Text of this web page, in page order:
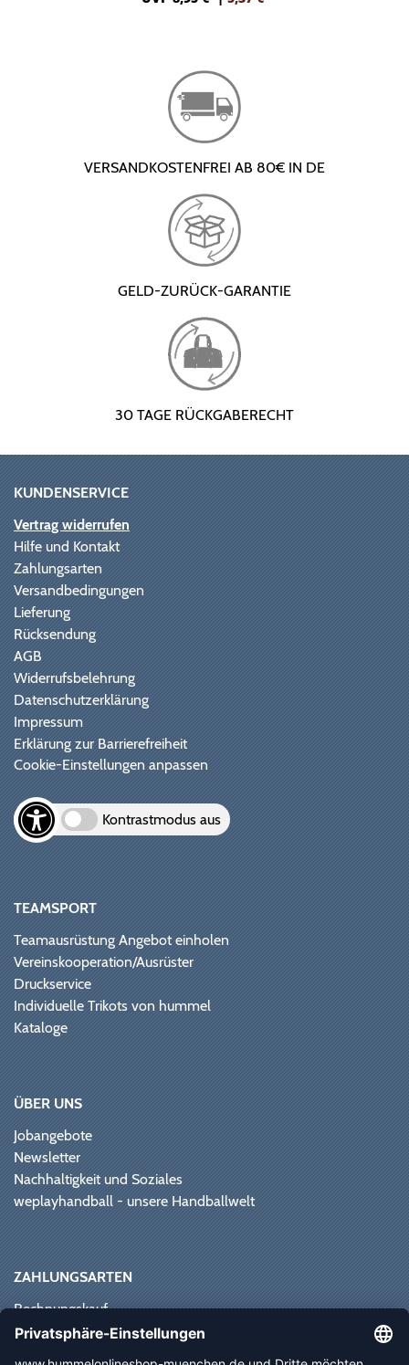
VERSANDKOSTENFREI AB 80€ IN DE
GELD-ZURÜCK-GARANTIE
30 TAGE RÜCKGABERECHT
KUNDENSERVICE
Vertrag widerrufen
Hilfe und Kontakt
Zahlungsarten
Versandbedingungen
Lieferung
Rücksendung
AGB
Widerrufsbelehrung
Datenschutzerklärung
Impressum
Erklärung zur Barrierefreiheit
Cookie-Einstellungen anpassen
Kontrastmodus aus
TEAMSPORT
Teamausrüstung Angebot einholen
Vereinskooperation/Ausrüster
Druckservice
Individuelle Trikots von hummel
Kataloge
ÜBER UNS
Jobangebote
Newsletter
Nachhaltigkeit und Soziales
weplayhandball - unsere Handballwelt
ZAHLUNGSARTEN
Rechnungskauf
Paypal